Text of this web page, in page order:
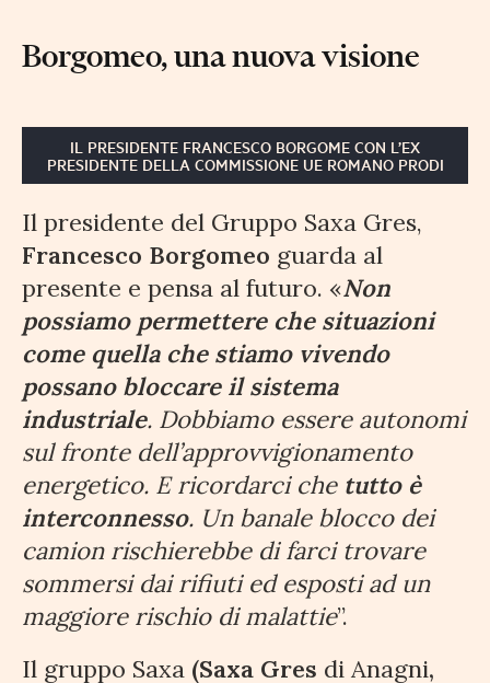
Borgomeo, una nuova visione
IL PRESIDENTE FRANCESCO BORGOME CON L’EX
PRESIDENTE DELLA COMMISSIONE UE ROMANO PRODI
Il presidente del Gruppo Saxa Gres,
Francesco Borgomeo guarda al
presente e pensa al futuro. «Non
possiamo permettere che situazioni
come quella che stiamo vivendo
possano bloccare il sistema
industriale. Dobbiamo essere autonomi
sul fronte dell’approvvigionamento
energetico. E ricordarci che tutto è
interconnesso. Un banale blocco dei
camion rischierebbe di farci trovare
sommersi dai rifiuti ed esposti ad un
maggiore rischio di malattie”.
Il gruppo Saxa (Saxa Gres di Anagni,